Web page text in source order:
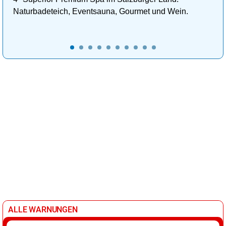
Naturbadeteich, Eventsauna, Gourmet und Wein.
ALLE WARNUNGEN